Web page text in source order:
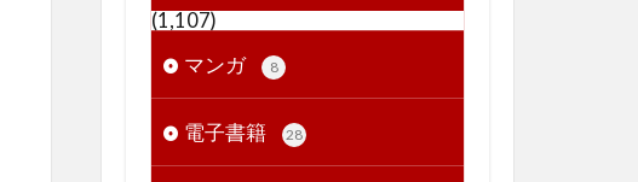
(1,107)
マンガ
8
電子書籍 28